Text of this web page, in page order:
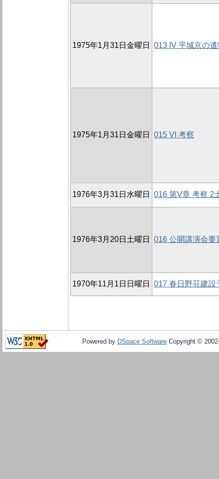
1975年1月31日金曜日 013 IV 平城京の遺
1975年1月31日金曜日 015 VI 考察
1976年3月31日水曜日 016 第V章 考察 2
1976年3月20日土曜日 016 公開講演会要
1970年11月1日日曜日 017 春日野荘建設
Powered by DSpace Software Copyright ©